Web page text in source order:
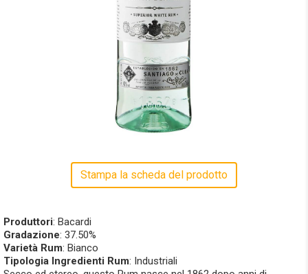
Stampa la scheda del prodotto
Produttori: Bacardi
Gradazione: 37.50%
Varietà Rum: Bianco
Tipologia Ingredienti Rum: Industriali